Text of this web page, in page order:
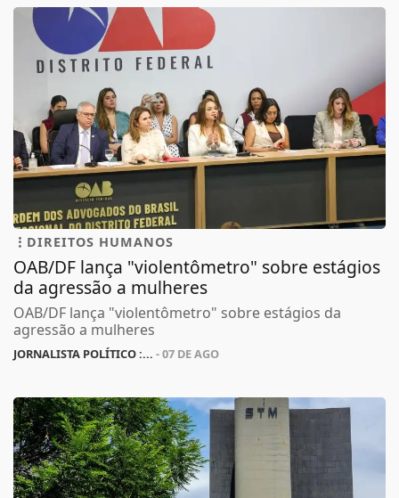
DIREITOS HUMANOS
OAB/DF lança "violentômetro" sobre estágios
da agressão a mulheres
OAB/DF lança "violentômetro" sobre estágios da
agressão a mulheres
JORNALISTA POLÍTICO :... - 07 DE AGO